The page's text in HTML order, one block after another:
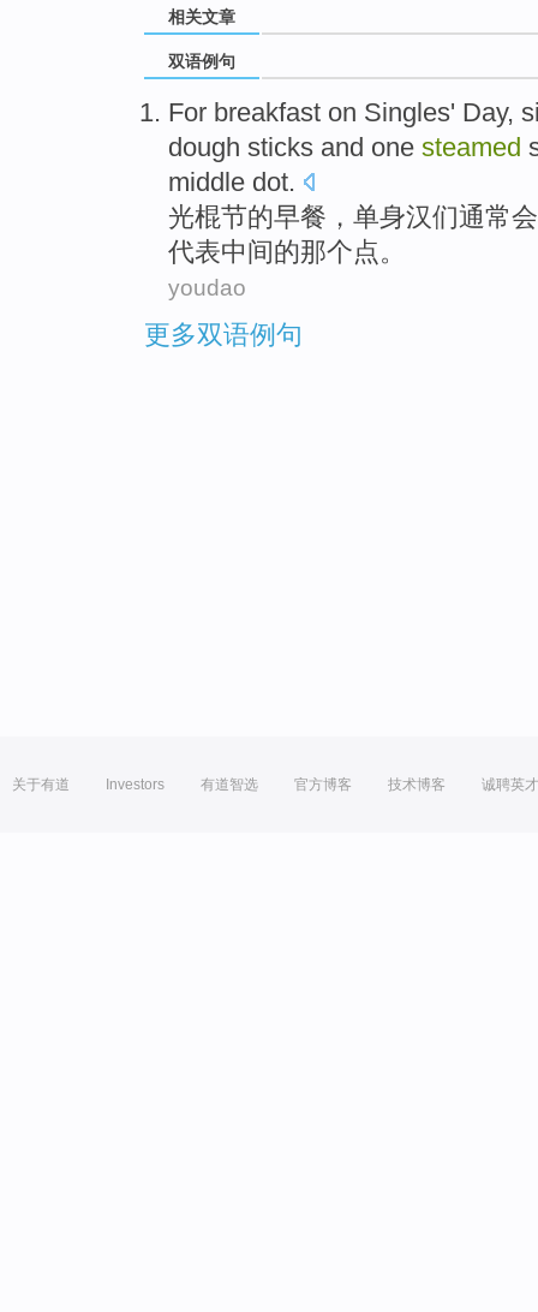
相关文章
双语例句
For breakfast on Singles' Day,
dough sticks and one steamed
middle dot.
光棍节的早餐 ， 单身汉们通常会
代表中间的那个点。
youdao
更多双语例句
关于有道 Investors 有道智选 官方博客 技术博客 诚聘英才